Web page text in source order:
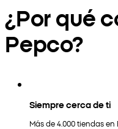
¿Por qué
Pepco?
Siempre cerca de ti
Más de 4.000 tiendas en